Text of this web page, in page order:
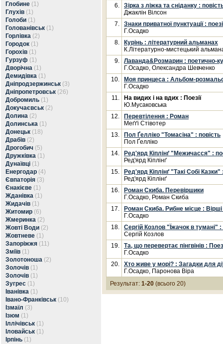
Глобине (1)
Глухів (1)
Голоби (1)
Голованівськ (1)
Горлівка (2)
Городок (1)
Горохів (1)
Гурзуф (1)
Дворічна (1)
Демидівка (1)
Дніпродзержинськ (3)
Дніпропетровськ (26)
Добромиль (1)
Докучаєвськ (2)
Долина (2)
Долинська (1)
Донецьк (18)
Драбів (2)
Дрогобич (5)
Дружківка (1)
Дунаївці (1)
Енергодар (4)
Євпаторія (3)
Єнакієве (1)
Жданівка (1)
Жидачів (1)
Житомир (6)
Жмеринка (2)
Жовті Води (2)
Жовтневе (1)
Запоріжжя (11)
Зміїв (1)
Золотоноша (2)
Золочів (1)
Золочів (1)
Зугрес (1)
Іванівка (1)
Івано-Франківськ (10)
Ізмаїл (3)
Ізюм (1)
Іллічівськ (1)
Іловайськ (1)
Ірпінь (1)
6.
Зірка з ліжка та сніданку :
Джаклін Вілсон
7.
Знаки приватної пунктуації :
Г.Осадко
8.
Курінь : літературний альманах
К.Літературно-мистецький
9.
Лаванда&Розмарин : поетично-
Г.Осадко, Олександра Шевченко
10.
Моя принцеса : Альбом-
Г.Осадко
11.
На видих і на вдих : Поезії
Ю.Мусаковська
12.
Перевтілення : Роман
Меґґі Стівотер
13.
Пол Ґелліко "Томасіна" : повість
Пол Ґелліко
14.
Ред'ярд Кіплінґ "Межичасся" :
Ред'ярд Кіплінґ
15.
Ред'ярд Кіплінґ "Такі Собі Казки"
Ред'ярд Кіплінґ
16.
Роман Скиба. Перевіршики
Г.Осадко, Роман Скиба
17.
Роман Скиба. Рибне місце :
Г.Осадко
18.
Сергій Козлов "Їжачок в тумані"
Сергій Козлов
19.
Та, що перевертає пінгвінів :
Г.Осадко
20.
Хто живе у морі? : Загадки для
Г.Осадко, Паронова Віра
Результат: 1-20 (всього 20)